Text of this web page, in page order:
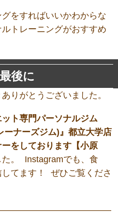
をすればいいかわからな
トレーニングがおすすめ
後に
りがとうございました。
ト専門パーソナルジム
ーナーズジム)』都立大学店
ーをしております【小原
。 Instagramでも、食
てます！ ぜひご覧くださ